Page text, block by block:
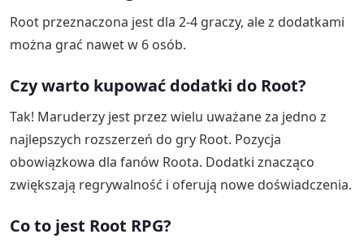
Root przeznaczona jest dla 2-4 graczy, ale z dodatkami
można grać nawet w 6 osób.
Czy warto kupować dodatki do Root?
Tak! Maruderzy jest przez wielu uważane za jedno z
najlepszych rozszerzeń do gry Root. Pozycja
obowiązkowa dla fanów Roota. Dodatki znacząco
zwiększają regrywalność i oferują nowe doświadczenia.
Co to jest Root RPG?